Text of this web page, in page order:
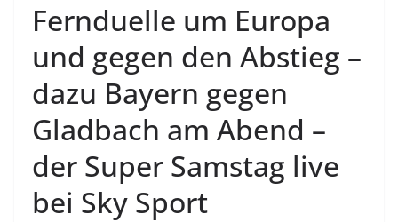
Fernduelle um Europa
und gegen den Abstieg –
dazu Bayern gegen
Gladbach am Abend –
der Super Samstag live
bei Sky Sport